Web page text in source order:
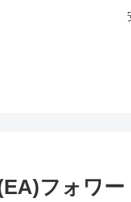
フォワ